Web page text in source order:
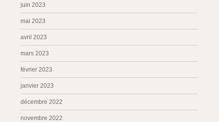
juin 2023
mai 2023
avril 2023
mars 2023
février 2023
janvier 2023
décembre 2022
novembre 2022